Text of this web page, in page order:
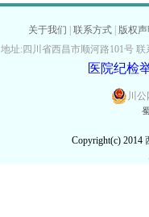
关于我们 联系方式
版权
地址:四川省西昌市顺河路101号 联
医院纪检
川公
Copyright(c) 2014